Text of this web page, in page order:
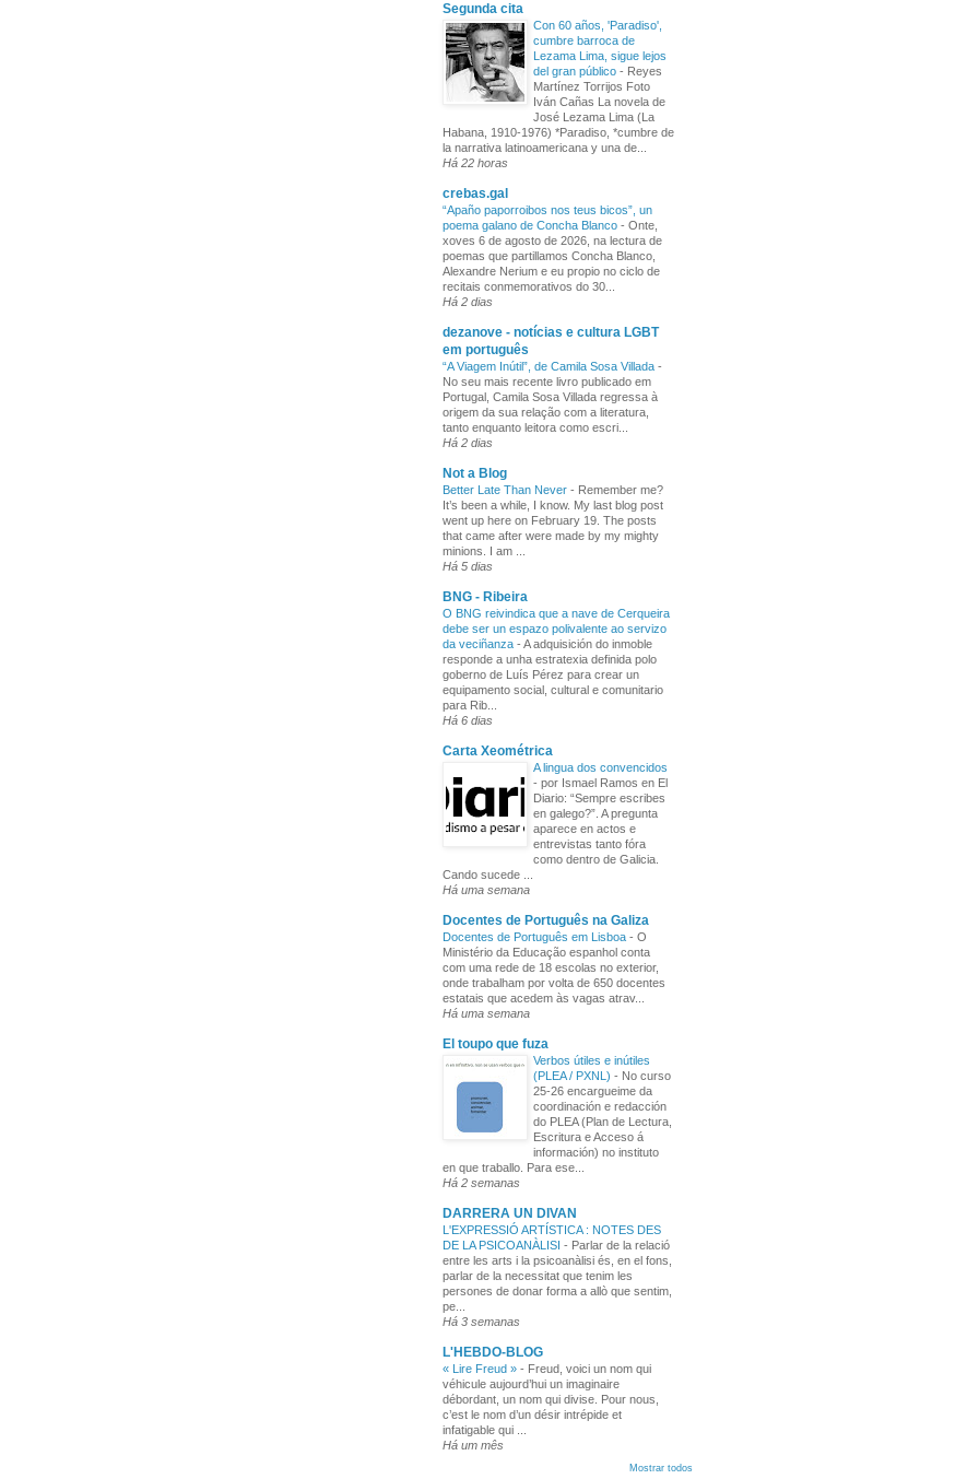
Segunda cita
Con 60 años, 'Paradiso',
cumbre barroca de
Lezama Lima, sigue lejos
del gran público - Reyes
Martínez Torrijos Foto
Iván Cañas La novela de
José Lezama Lima (La
Habana, 1910-1976) *Paradiso, *cumbre de
la narrativa latinoamericana y una de...
Há 22 horas
crebas.gal
“Apaño paporroibos nos teus bicos”, un
poema galano de Concha Blanco - Onte,
xoves 6 de agosto de 2026, na lectura de
poemas que partillamos Concha Blanco,
Alexandre Nerium e eu propio no ciclo de
recitais conmemorativos do 30...
Há 2 dias
dezanove - notícias e cultura LGBT
em português
“A Viagem Inútil”, de Camila Sosa Villada -
No seu mais recente livro publicado em
Portugal, Camila Sosa Villada regressa à
origem da sua relação com a literatura,
tanto enquanto leitora como escri...
Há 2 dias
Not a Blog
Better Late Than Never - Remember me?
It’s been a while, I know. My last blog post
went up here on February 19. The posts
that came after were made by my mighty
minions. I am ...
Há 5 dias
BNG - Ribeira
O BNG reivindica que a nave de Cerqueira
debe ser un espazo polivalente ao servizo
da veciñanza - A adquisición do inmoble
responde a unha estratexia definida polo
goberno de Luís Pérez para crear un
equipamento social, cultural e comunitario
para Rib...
Há 6 dias
Carta Xeométrica
A lingua dos convencidos
- por Ismael Ramos en El
Diario: “Sempre escribes
en galego?”. A pregunta
aparece en actos e
entrevistas tanto fóra
como dentro de Galicia.
Cando sucede ...
Há uma semana
Docentes de Português na Galiza
Docentes de Português em Lisboa - O
Ministério da Educação espanhol conta
com uma rede de 18 escolas no exterior,
onde trabalham por volta de 650 docentes
estatais que acedem às vagas atrav...
Há uma semana
El toupo que fuza
Verbos útiles e inútiles
(PLEA / PXNL) - No curso
25-26 encargueime da
coordinación e redacción
do PLEA (Plan de Lectura,
Escritura e Acceso á
información) no instituto
en que traballo. Para ese...
Há 2 semanas
DARRERA UN DIVAN
L'EXPRESSIÓ ARTÍSTICA : NOTES DES
DE LA PSICOANÀLISI - Parlar de la relació
entre les arts i la psicoanàlisi és, en el fons,
parlar de la necessitat que tenim les
persones de donar forma a allò que sentim,
pe...
Há 3 semanas
L'HEBDO-BLOG
« Lire Freud » - Freud, voici un nom qui
véhicule aujourd’hui un imaginaire
débordant, un nom qui divise. Pour nous,
c’est le nom d’un désir intrépide et
infatigable qui ...
Há um mês
Mostrar todos